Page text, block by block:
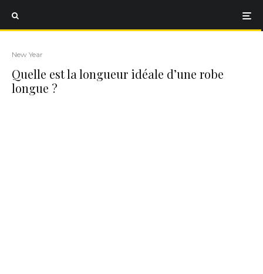
New Year
Quelle est la longueur idéale d’une robe
longue ?